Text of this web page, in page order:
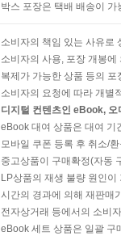
박스 포장은 택배 배송이
소비자의 책임 있는 사유로
소비자의 사용, 포장 개봉
복제가 가능한 상품 등의
소비자의 요청에 따라 개별
디지털 컨텐츠인 eBook,
eBook 대여 상품은 대여 기
모바일 쿠폰 등록 후 취소/
중고상품이 구매확정(자동
LP상품의 재생 불량 원인
시간의 경과에 의해 재판매
전자상거래 등에서의 소비
eBook 세트 상품은 일괄 구